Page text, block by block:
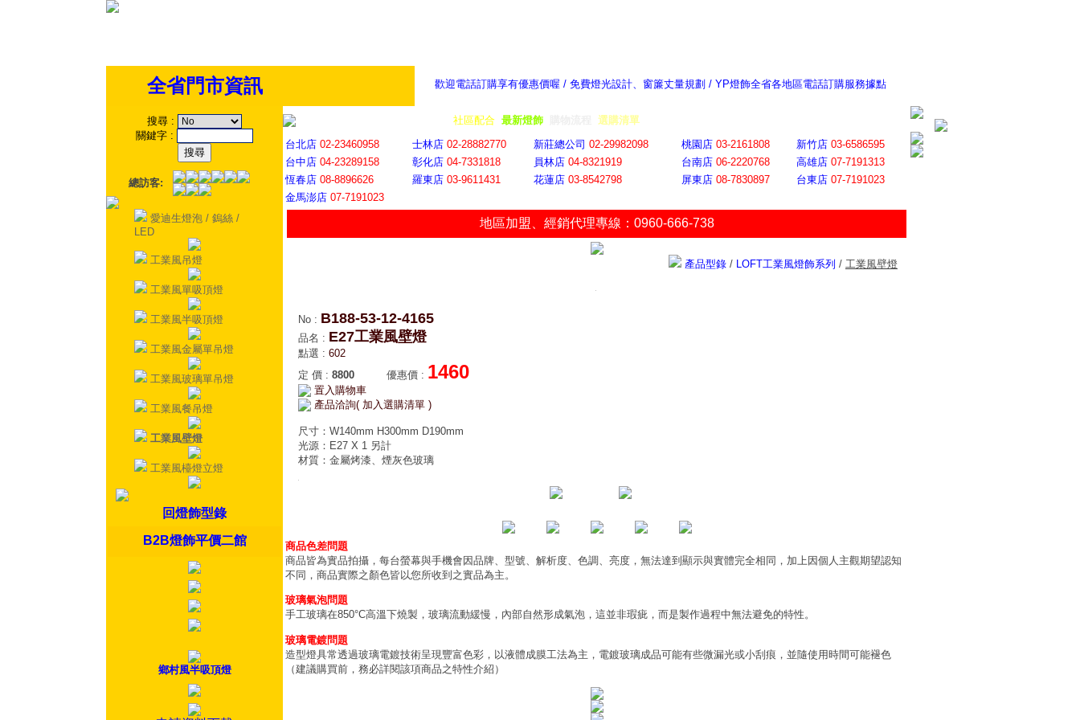
歡迎電話訂購享有優惠價喔 / 免費燈光設計、窗簾丈量規劃 / YP燈飾全省各地區電話訂購服務據點
全省門市資訊
搜尋 :
關鍵字 :
總訪客:
愛迪生燈泡 / 鎢絲 /
LED
工業風吊燈
工業風單吸頂燈
工業風半吸頂燈
工業風金屬單吊燈
工業風玻璃單吊燈
工業風餐吊燈
工業風壁燈
工業風檯燈立燈
回燈飾型錄
B2B燈飾平價二館
鄉村風半吸頂燈
社區配合 最新燈飾 選購清單
台北店 02-23460958 士林店 02-28882770 新莊總公司 02-29982098 桃園店 03-2161808 新竹店 03-6586595
台中店 04-23289158 彰化店 04-7331818 員林店 04-8321919 台南店 06-2220768 高雄店 07-7191313
恆春店 08-8896626 羅東店 03-9611431 花蓮店 03-8542798 屏東店 08-7830897 台東店 07-7191023
金馬澎店 07-7191023
地區加盟 經銷代理專線：0960-666-738
產品型錄 / LOFT工業風燈飾系列 / 工業風壁燈
No : B188-53-12-4165
品名 : E27工業風壁燈
點選 : 602
定 價 : 8800 優惠價 : 1460
置入購物車
產品洽詢( 加入選購清單 )
尺寸：W140mm H300mm D190mm
光源：E27 X 1 另計
材質：金屬烤漆、煙灰色玻璃
商品色差問題
商品皆為實品拍攝，每台螢幕與手機會因品牌、型號、解析度、色調、亮度，無法達到顯示與實體完全相同，加上因個人主觀期望認知
不同，商品實際之顏色皆以您所收到之實品為主。
玻璃氣泡問題
手工玻璃在850°C高溫下燒製，玻璃流動緩慢，內部自然形成氣泡，這並非瑕疵，而是製作過程中無法避免的特性。
玻璃電鍍問題
造型燈具常透過玻璃電鍍技術呈現豐富色彩，以液體成膜工法為主，電鍍玻璃成品可能有些微漏光或小刮痕，並隨使用時間可能褪色
（建議購買前，務必詳閱該項商品之特性介紹）